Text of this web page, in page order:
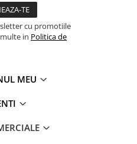
cu promotiile
in Politica de
MEU